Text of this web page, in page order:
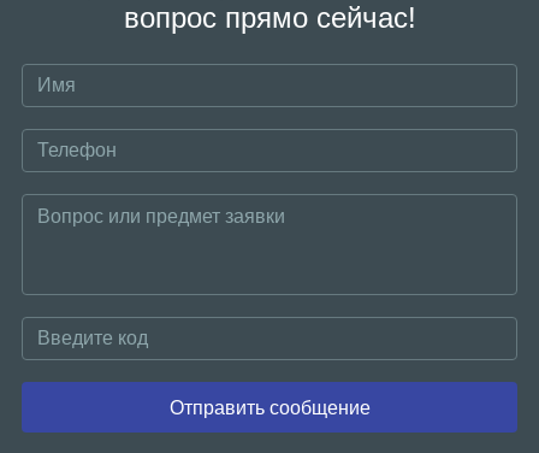
вопрос прямо сейчас!
Отправить сообщение